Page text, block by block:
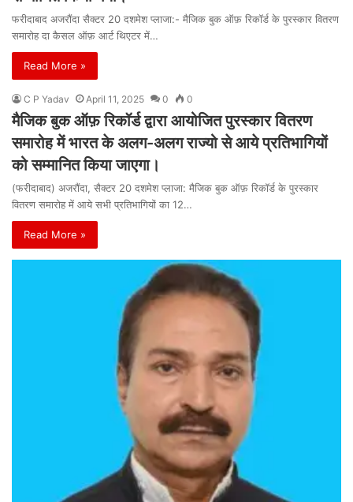
फरीदाबाद अजरौंदा सैक्टर 20 दशमेश प्लाजा:- मैजिक बुक ऑफ़ रिकॉर्ड के पुरस्कार वितरण
समारोह दा कैसल ऑफ़ आर्ट थिएटर में…
Read More »
C P Yadav April 11, 2025 0 0
मैजिक बुक ऑफ़ रिकॉर्ड द्वारा आयोजित पुरस्कार वितरण
समारोह में भारत के अलग-अलग राज्यो से आये प्रतिभागियों
को सम्मानित किया जाएगा।
(फरीदाबाद) अजरौंदा, सैक्टर 20 दशमेश प्लाजा: मैजिक बुक ऑफ़ रिकॉर्ड के पुरस्कार
वितरण समारोह में आये सभी प्रतिभागियों का 12…
Read More »